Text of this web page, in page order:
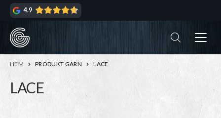
Hoppa
navigering
Hoppa
innehåll
4.9
HEM PRODUKT GARN LACE
LACE